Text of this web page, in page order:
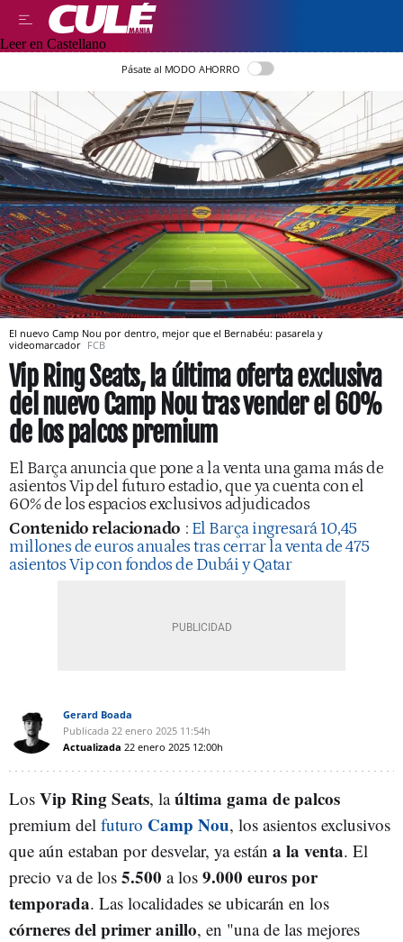
Leer en Castellano
Pásate al MODO AHORRO
El nuevo Camp Nou por dentro, mejor que el Bernabéu: pasarela y
videomarcador FCB
Vip Ring Seats, la última oferta exclusiva
del nuevo Camp Nou tras vender el 60%
de los palcos premium
El Barça anuncia que pone a la venta una gama más de
asientos Vip del futuro estadio, que ya cuenta con el
60% de los espacios exclusivos adjudicados
Contenido relacionado : El Barça ingresará 10,45
millones de euros anuales tras cerrar la venta de 475
asientos Vip con fondos de Dubái y Qatar
Gerard Boada
Publicada 22 enero 2025 11:54h
Actualizada 22 enero 2025 12:00h
Los Vip Ring Seats, laúltima gama de palcos
premium del futuro Camp Nou, los asientos exclusivos
que aún estaban por desvelar, ya están a la venta. El
precio va de los 5.500 a los 9.000 euros por
temporada. Las localidades se ubicarán en los
córneres del primer anillo, en "una de las mejores